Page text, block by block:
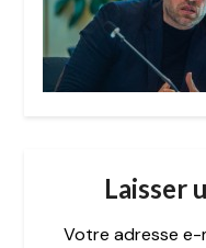
Laisser
Votre adresse e-